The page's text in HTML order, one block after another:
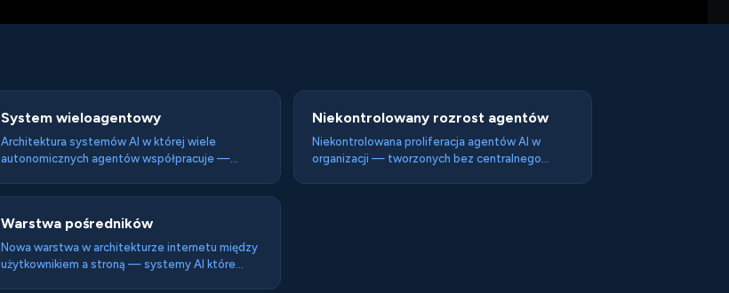
System wieloagentowy
Architektura systemów AI w której wiele
autonomicznych agentów współpracuje —
ma swoją specjalizację, dostęp do określonych
narzędzi i zakres odpowiedzialności.
Niekontrolowany rozrost agentów
Niekontrolowana proliferacja agentów AI w
organizacji — tworzonych bez centralnego
Warstwa pośredników
Nowa warstwa w architekturze internetu między
użytkownikiem a stroną — systemy AI które